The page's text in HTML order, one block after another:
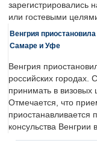
зарегистрировались
или гостевыми
Венгрия
Самаре и Уфе
Венгрия
российских городах.
принимать в
Отмечается, что
приостанавливается
консульства Венгрии